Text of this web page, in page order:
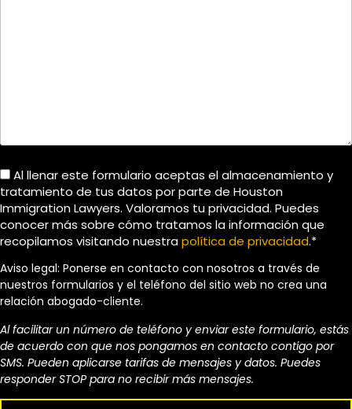
Al llenar este formulario aceptas el almacenamiento y
tratamiento de tus datos por parte de Houston
Immigration Lawyers. Valoramos tu privacidad. Puedes
conocer más sobre cómo tratamos la información que
recopilamos visitando nuestrapolítica de privacidad.*
Aviso legal: Ponerse en contacto con nosotros a través de
nuestros formularios y el teléfono del sitio web no crea una
relación abogado-cliente.
Al facilitar un número de teléfono y enviar este formulario, estás
de acuerdo con que nos pongamos en contacto contigo por
SMS. Pueden aplicarse tarifas de mensajes y datos. Puedes
responder STOP para no recibir más mensajes.